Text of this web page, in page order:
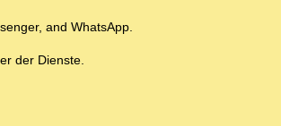
and WhatsApp.
der Dienste.